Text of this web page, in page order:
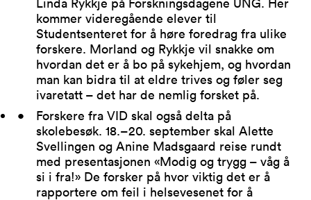
kommer videregående elever til
Studentsenteret for å høre foredrag fra ulike
forskere. Morland og Rykkje vil snakke om
hvordan det er å bo på sykehjem, og hvordan
man kan bidra til at eldre trives og føler seg
ivaretatt – det har de nemlig forsket på.
Forskere fra VID skal også delta på
skolebesøk. 18.–20. september skal Alette
Svellingen og Anine Madsgaard reise rundt
med presentasjonen «Modig og trygg – våg å
si i fra!» De forsker på hvor viktig det er å
rapportere om feil i helsevesenet for å